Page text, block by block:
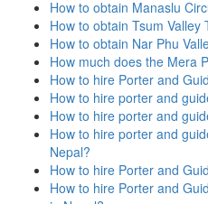
How to obtain Manaslu
How to obtain Tsum Valley
How to obtain Nar Phu
How much does the Mera
How to hire Porter and
How to hire porter and
How to hire porter and
How to hire porter and
Nepal?
How to hire Porter and
How to hire Porter and